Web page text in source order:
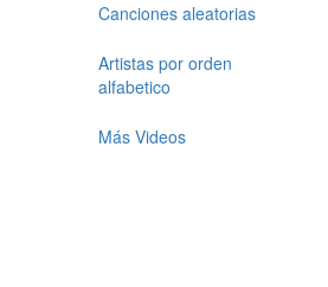
Canciones aleatorias
Artistas por orden
alfabetico
Más Videos